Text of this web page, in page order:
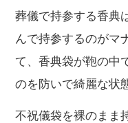
葬儀で持参する香典
んで持参するのがマ
て、香典袋が鞄の中
のを防いで綺麗な状
不祝儀袋を裸のまま